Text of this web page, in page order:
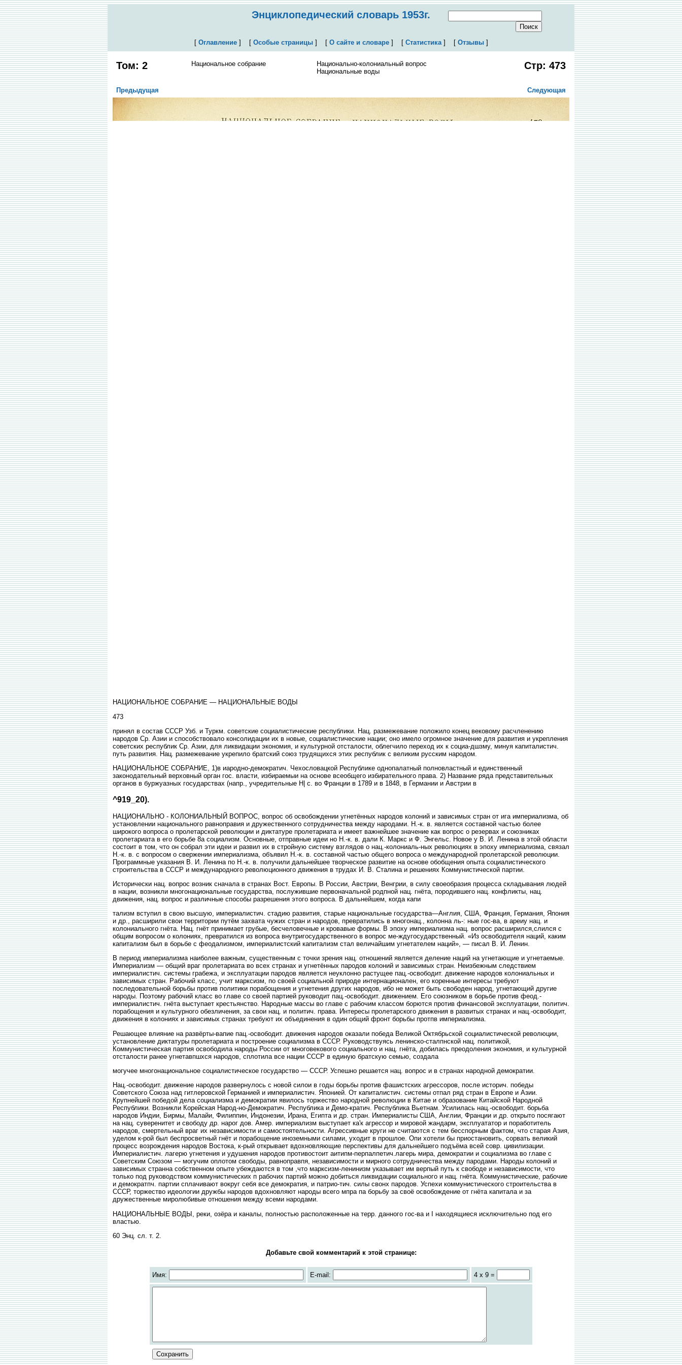
Энциклопедический словарь 1953г.
[ Оглавление] [ Особые страницы] [ О сайте и словаре] [ Статистика] [ Отзывы]
Том: 2 Национальное собрание
Национально-колониальный вопрос
Национальные воды
Стр: 473
Предыдущая Следующая
НАЦИОНАЛЬНОЕ СОБРАНИЕ — НАЦИОНАЛЬНЫЕ ВОДЫ
473
принял в состав СССР Узб. и Туркм. советские социалистические республики. Нац. размежевание положило конец вековому расчленению
народов Ср. Азии и способствовало консолидации их в новые, социалистические нации; оно имело огромное значение для развития и укрепления
советских республик Ср. Азии, для ликвидации экономия, и культурной отсталости, облегчило переход их к социа-дшзму, минуя капиталистич.
путь развития. Нац. размежевание укрепило братский союз трудящихся этих республик с великим русским народом.
НАЦИОНАЛЬНОЕ СОБРАНИЕ, 1)в иародно-демократич. Чехословацкой Республике однопалатный полновластный и единственный
законодательный верховный орган гос. власти, избираемыи на основе всеобщего избирательного права. 2) Название ряда представительных
органов в буржуазных государствах (напр., учредительные Н| с. во Франции в 1789 и в 1848, в Германии и Австрии в
^919_20).
НАЦИОНАЛЬНО - КОЛОНИАЛЬНЫЙ ВОПРОС, вопрос об освобождении угнетённых народов колоний и зависимых стран от ига империализма, об
установлении национального равноправия и дружественного сотрудничества между народами. Н.-к. в. является составной частью более
широкого вопроса о пролетарской революции и диктатуре пролетариата и имеет важнейшее значение как вопрос о резервах и союзниках
пролетариата в его борьбе 8а социализм. Основные, отправные идеи но Н.-к. в. дали К. Маркс и Ф. Энгельс. Новое у В. И. Ленина в этой области
состоит в том, что он собрал эти идеи и развил их в стройную систему взглядов о нац.-колониаль-ных революциях в эпоху империализма, связал
Н.-к. в. с вопросом о свержении империализма, объявил Н.-к. в. составной частью общего вопроса о международной пролетарской революции.
Программные указания В. И. Ленина по Н.-к. в. получили дальнейшее творческое развитие на основе обобщения опыта социалистического
строительства в СССР и международного революционного движения в трудах И. В. Сталина и решениях Коммунистической партии.
Исторически нац. вопрос возник сначала в странах Вост. Европы. В России, Австрии, Венгрии, в силу своеобразия процесса складывания людей
в нации, возникли многонациональные государства, послужившие первоначальной родпной нац. гнёта, породившего нац. конфликты, нац.
движения, нац. вопрос и различные способы разрешения этого вопроса. В дальнейшем, когда капи
тализм вступил в свою высшую, империалистич. стадию развития, старые национальные государства—Англия, США, Франция, Германия, Япония
и др., расширили свои территории путём захвата чужих стран и народов, превратились в многонац., колонна ль-: ные гос-ва, в ареиу нац. и
колониального гнёта. Нац. гнёт принимает грубые, бесчеловечные и кровавые формы. В эпоху империализма нац. вопрос расширился,слился с
общим вопросом о колониях, превратился из вопроса внутригосударственного в вопрос ме-ждугосударственный. «Из освободителя наций, каким
капитализм был в борьбе с феодализмом, империалистский капитализм стал величайшим угнетателем наций», — писал В. И. Ленин.
В период империализма наиболее важным, существенным с точки зрения нац. отношений является деление наций на угнетающие и угнетаемые.
Империализм — общий враг пролетариата во всех странах и угнетённых пародов колоний и зависимых стран. Неизбежным следствием
империалистич. системы грабежа, и эксплуатации пародов является неуклонно растущее пац.-освободит. движение народов колониальных и
зависимых стран. Рабочий класс, учит марксизм, по своей социальной природе интернационален, его коренные интересы требуют
последовательной борьбы против политики порабощения и угнетения других народов, ибо не может быть свободен народ, угнетающий другие
народы. Поэтому рабочий класс во главе со своей партией руководит пац.-освободит. движением. Его союзником в борьбе против феод.-
империалистич. гнёта выступает крестьянство. Народные массы во главе с рабочим классом борются против финансовой эксплуатации, политич.
порабощения и культурного обезличения, за свои нац. и политич. права. Интересы пролетарского движения в развитых странах и нац.-освободит,
движения в колониях и зависимых странах требуют их объединения в один общий фронт борьбы протпв империализма.
Решающее влияние на развёрты-вапие пац.-освободит. движения народов оказали победа Великой Октябрьской социалистической революции,
установление диктатуры пролетариата и построение социализма в СССР. Руководствуясь ленинско-сталпнской нац. политикой,
Коммунистическая партия освободила народы России от многовекового социального и нац. гнёта, добилась преодоления экономия, и культурной
отсталости ранее угнетавпшхся народов, сплотила все нации СССР в единую братскую семью, создала
могучее многонациональное социалистическое государство — СССР. Успешно решается нац. вопрос и в странах народной демократии.
Нац.-освободит. движение народов развернулось с новой силои в годы борьбы против фашистских агрессоров, после историч. победы
Советского Союза над гитлеровской Германией и империалистич. Японией. От капиталистич. системы отпал ряд стран в Европе и Азии.
Крупнейшей победой дела социализма и демократии явилось торжество народной революции в Китае и образование Китайской Народной
Республики. Возникли Корейская Народ-но-Демократич. Республика и Демо-кратич. Республика Вьетнам. Усилилась нац.-освободит. борьба
народов Индии, Бирмы, Малайи, Филиппин, Индонезии, Ирана, Египта и др. стран. Империалисты США, Англии, Франции и др. открыто посягают
на нац. суверенитет и свободу др. нарог дов. Амер. империализм выступает ка'к агрессор и мировой жандарм, эксплуататор и поработитель
народов, смертельный враг их независимости и самостоятельности. Агрессивные круги не считаются с тем бесспорным фактом, что старая Азия,
уделом к-рой был беспросветный гнёт и порабощение иноземными силами, уходит в прошлое. Опи хотели бы приостановить, сорвать великий
процесс возрождения народов Востока, к-рый открывает вдохновляющие перспективы для дальнейшего подъёма всей совр. цивилизации.
Империалистич. лагерю угнетения и удушения народов противостоит аитипм-перпалпетич.лагерь мира, демократии и социализма во главе с
Советским Союзом — могучим оплотом свободы, равноправпя, независимости и мирного сотрудничества между пародами. Народы колоний и
зависимых странна собственном опыте убеждаются в том ,что марксизм-ленинизм указывает им верпый путь к свободе и независимости, что
только под руководством коммунистических п рабочих партий можно добиться ликвидации социального и нац. гнёта. Коммунистические, рабочие
и демократпч. партии сплачивают вокруг себя все демократия, и патрио-тич. силы свонх пародов. Успехи коммунистического строительства в
СССР, торжество идеологии дружбы народов вдохновляют народы всего мпра па борьбу за своё освобождение от гнёта капитала и за
дружественные миролюбивые отношения между всеми народами.
НАЦИОНАЛЬНЫЕ ВОДЫ, реки, озёра и каналы, полностью расположенные на терр. данного гос-ва и I находящиеся исключительно под его
властью.
60 Энц. сл. т. 2.
Добавьте свой комментарий к этой странице:
Имя: E-mail: 4 x 9 =